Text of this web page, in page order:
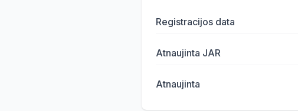
Registracijos data
Atnaujinta JAR
Atnaujinta